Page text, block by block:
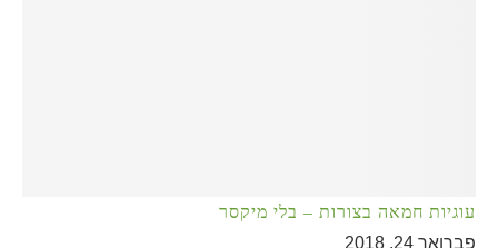
עוגיות חמאה בצורות – בלי מיקסר
פברואר 24, 2018